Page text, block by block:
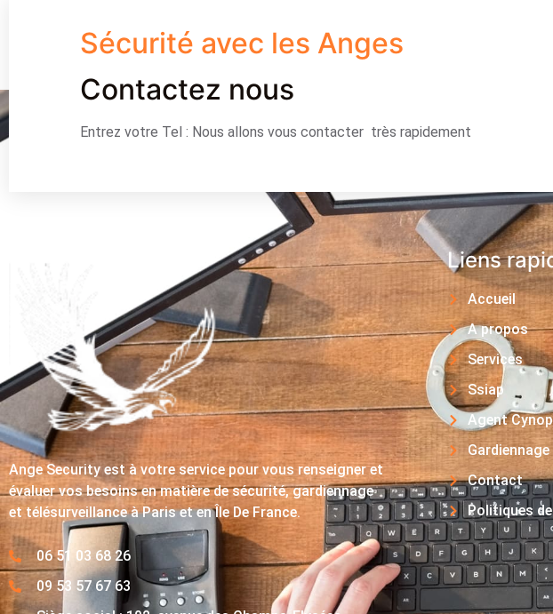
Sécurité avec les Anges
Contactez nous
Entrez votre Tel : Nous allons vous contacter très rapidement
Ange Security est à votre service pour vous renseigner et
évaluer vos besoins en matière de sécurité, gardiennage
et télésurveillance à Paris et en Île De France.
06 51 03 68 26
09 53 57 67 63
Liens
Accueil
A propos
Services
Ssiap
Agent
Contact
Politiques